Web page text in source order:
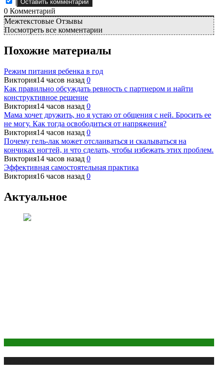
0 Комментарий
Межтекстовые Отзывы
Посмотреть все комментарии
Похожие материалы
Режим питания ребенка в год
Виктория14 часов назад 0
Как правильно обсуждать ревность с партнером и найти
конструктивное решение
Виктория14 часов назад 0
Мама хочет дружить, но я устаю от общения с ней. Бросить ее
не могу. Как тогда освободиться от напряжения?
Виктория14 часов назад 0
Почему гель-лак может отслаиваться и скалываться на
кончиках ногтей, и что сделать, чтобы избежать этих проблем.
Виктория14 часов назад 0
Эффективная самостоятельная практика
Виктория16 часов назад 0
Актуальное